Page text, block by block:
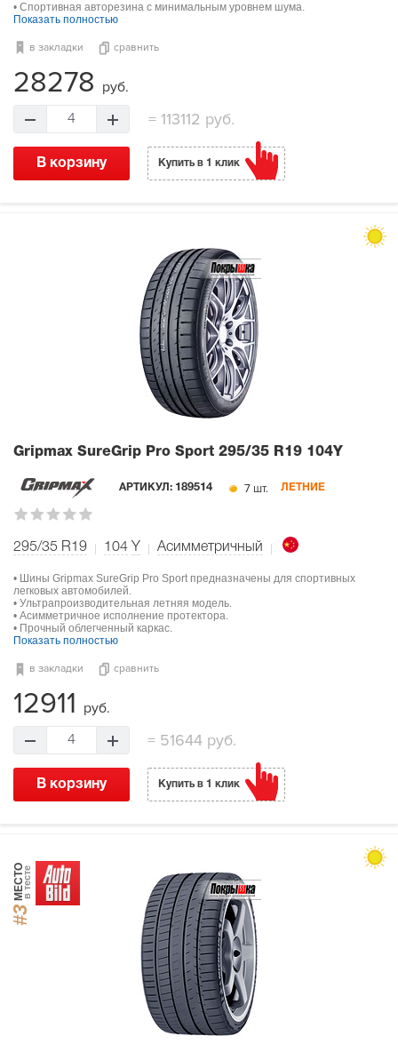
• Спортивная авторезина с минимальным уровнем шума.
Показать полностью
в закладки сравнить
28278 руб.
4 = 113112 руб.
В корзину Купить в 1 клик
Gripmax SureGrip Pro Sport 295/35 R19 104Y
АРТИКУЛ: 189514 7 шт. ЛЕТНИЕ
295/35 R19 104 Y Асимметричный
• Шины Gripmax SureGrip Pro Sport предназначены для спортивных
легковых автомобилей.
• Ультрапроизводительная летняя модель.
• Асимметричное исполнение протектора.
• Прочный облегченный каркас.
Показать полностью
в закладки сравнить
12911 руб.
4 =51644 руб.
В корзину Купить в 1 клик
#3
МЕСТОв тесте